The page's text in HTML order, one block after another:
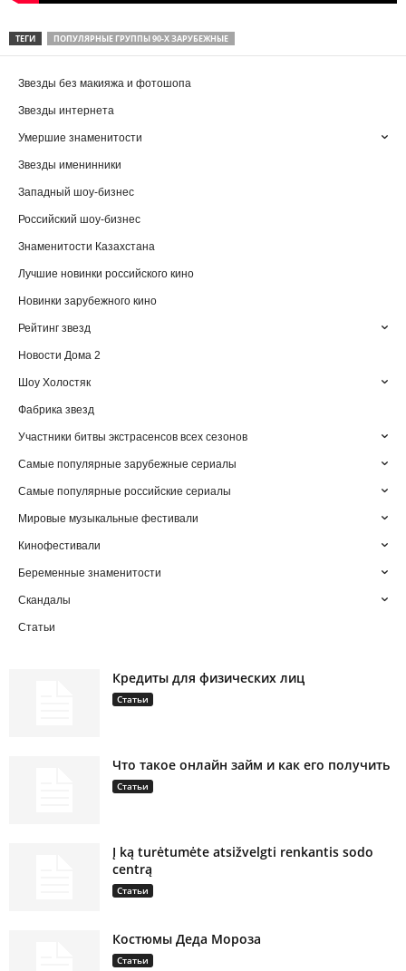
ТЕГИ ПОПУЛЯРНЫЕ ГРУППЫ 90-Х ЗАРУБЕЖНЫЕ
Звезды без макияжа и фотошопа
Звезды интернета
Умершие знаменитости
Звезды именинники
Западный шоу-бизнес
Российский шоу-бизнес
Знаменитости Казахстана
Лучшие новинки российского кино
Новинки зарубежного кино
Рейтинг звезд
Новости Дома 2
Шоу Холостяк
Фабрика звезд
Участники битвы экстрасенсов всех сезонов
Самые популярные зарубежные сериалы
Самые популярные российские сериалы
Мировые музыкальные фестивали
Кинофестивали
Беременные знаменитости
Скандалы
Статьи
Кредиты для физических лиц
Статьи
Что такое онлайн займ и как его получить
Статьи
Į ką turėtumėte atsižvelgti renkantis sodo
centrą
Статьи
Костюмы Деда Мороза
Статьи